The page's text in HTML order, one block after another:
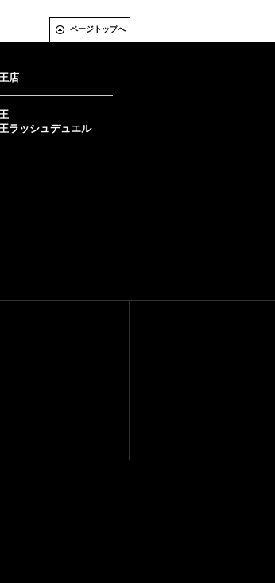
ページトップへ
店
ラッシュデュエル